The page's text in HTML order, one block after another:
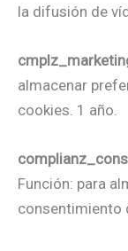
la difusión de
almacenar
cookies. 1 año.
Función: para
consentimiento